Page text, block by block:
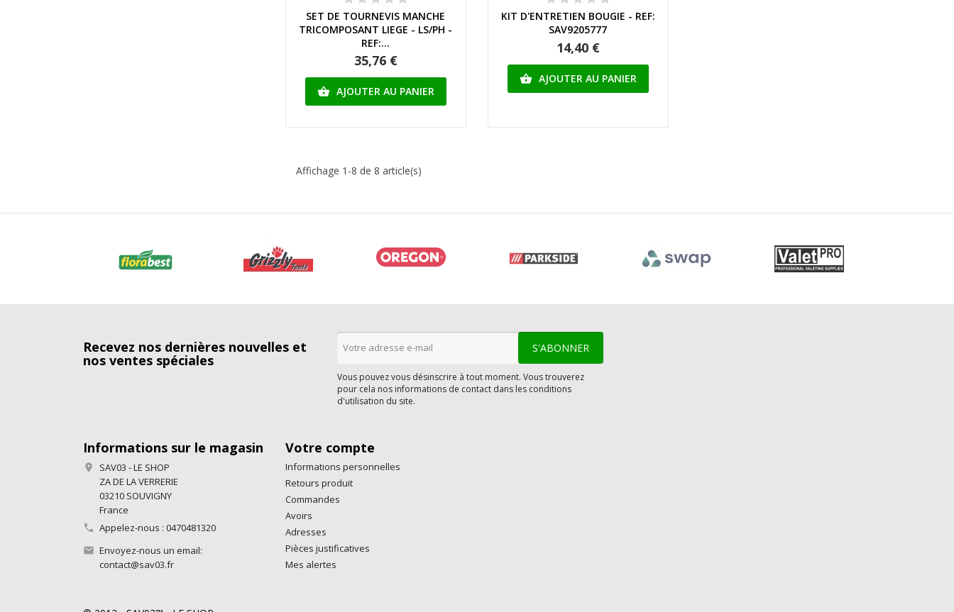
SET DE TOURNEVIS MANCHE
TRICOMPOSANT LIEGE - LS/PH -
REF:...
35,76 €
 AJOUTER AU PANIER
KIT D'ENTRETIEN BOUGIE - REF:
SAV9205777
14,40 €
 AJOUTER AU PANIER
Affichage 1-8 de 8 article(s)
Recevez nos dernières nouvelles et
nos ventes spéciales
Vous pouvez vous désinscrire à tout moment. Vous trouverez
pour cela nos informations de contact dans les conditions
d'utilisation du site.
Informations sur le magasin

SAV03 - LE SHOP
ZA DE LA VERRERIE
03210 SOUVIGNY
France
 Appelez-nous : 0470481320
 Envoyez-nous un email:
contact@sav03.fr
Votre compte
Informations personnelles
Retours produit
Commandes
Avoirs
Adresses
Pièces justificatives
Mes alertes